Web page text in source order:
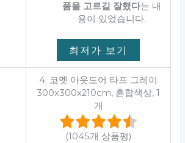
품을 고르길 잘했다는 내
용이 있었습니다.
최저가 보기
4. 코멧 아웃도어 타프 그레이
300x300x210cm, 혼합색상, 1
개
(1045개 상품평)